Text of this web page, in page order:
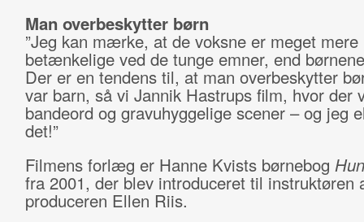
Man overbeskytter børn
”Jeg kan mærke, at de voksne er meget mere
betænkelige ved de tunge emner, end
Der er en tendens til, at man overbeskytter
var barn, så vi Jannik Hastrups film, hvor der
bandeord og gravuhyggelige scener – og jeg
det!”
Filmens forlæg er Hanne Kvists børnebog
fra 2001, der blev introduceret til instruktøren
produceren Ellen Riis.